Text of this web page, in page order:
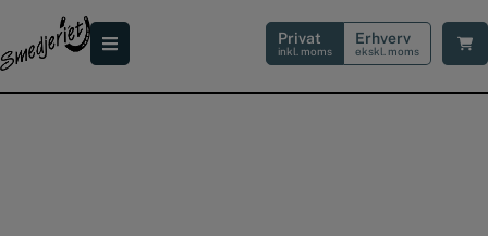
indholdet
Privat
inkl. moms
Erhverv
ekskl. moms